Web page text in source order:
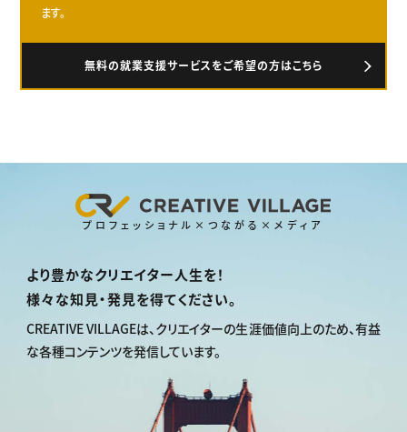
ます。
無料の就業支援サービスをご希望の方はこちら
プロフェッショナル×つながる×メディア
より豊かなクリエイター人生を！
様々な知見・発見を得てください。
CREATIVE VILLAGEは、クリエイターの生涯価値向上のため、有益
な各種コンテンツを発信しています。